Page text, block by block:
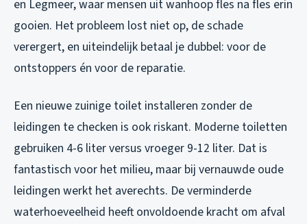
en Legmeer, waar mensen uit wanhoop fles na fles erin
gooien. Het probleem lost niet op, de schade
verergert, en uiteindelijk betaal je dubbel: voor de
ontstoppers én voor de reparatie.
Een nieuwe zuinige toilet installeren zonder de
leidingen te checken is ook riskant. Moderne toiletten
gebruiken 4-6 liter versus vroeger 9-12 liter. Dat is
fantastisch voor het milieu, maar bij vernauwde oude
leidingen werkt het averechts. De verminderde
waterhoeveelheid heeft onvoldoende kracht om afval